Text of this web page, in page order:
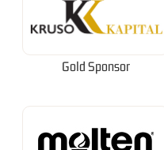
Gold Sponsor